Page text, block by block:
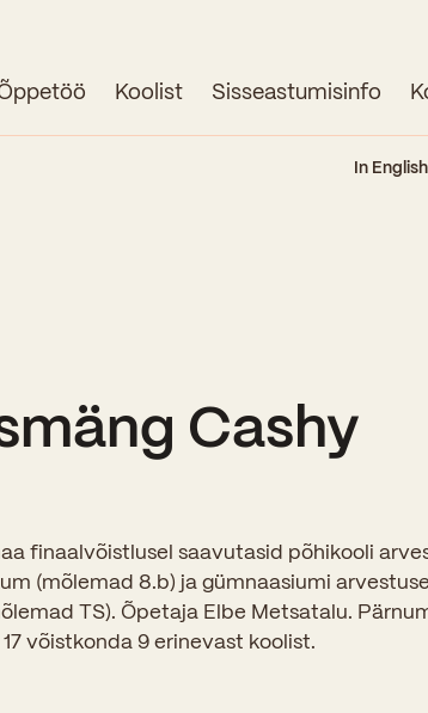
Koolist Sisseastumisinfo
In English
Perioodõpe
Eksamid ja arvestused
Õppesisu ülekandmine
Töötajad
Vilistlased
Sisseastumisinfo
Sisseastumiskatsed
Miks Sütevaka?
Stipendiumid
In English
Cashy
finaalvõistlusel saavutasid põhikooli
(mõlemad 8.b) ja gümnaasiumi
TS). Õpetaja Elbe Metsatalu.
võistkonda 9 erinevast koolist.